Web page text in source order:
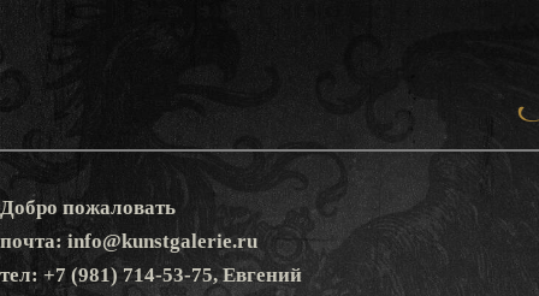
Добро пожаловать
почта: info@kunstgalerie.ru
тел: +7 (981) 714-53-75, Евгений